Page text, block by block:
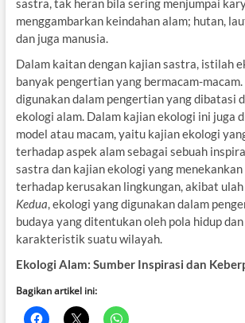
sastra, tak heran bila sering menjumpai
menggambarkan keindahan alam; hutan,
dan juga manusia.
Dalam kaitan dengan kajian sastra, istilah
banyak pengertian yang bermacam-macam.
digunakan dalam pengertian yang dibatasi
ekologi alam. Dalam kajian ekologi ini juga
model atau macam, yaitu kajian ekologi
terhadap aspek alam sebagai sebuah
sastra dan kajian ekologi yang
terhadap kerusakan lingkungan, akibat ulah
Kedua, ekologi yang digunakan dalam
budaya yang ditentukan oleh pola hidup
karakteristik suatu wilayah.
Ekologi Alam: Sumber Inspirasi dan
Bagikan artikel ini: